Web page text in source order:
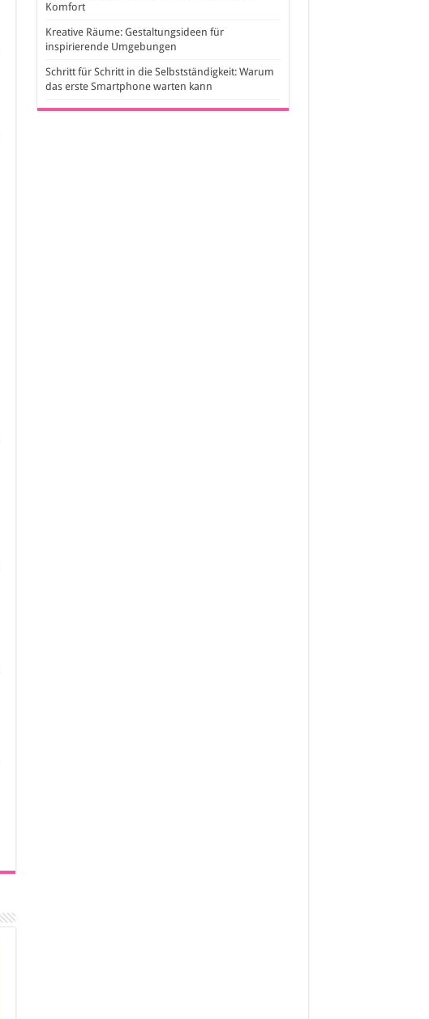
Komfort
Kreative Räume: Gestaltungsideen für
inspirierende Umgebungen
Schritt für Schritt in die Selbstständigkeit: Warum
das erste Smartphone warten kann